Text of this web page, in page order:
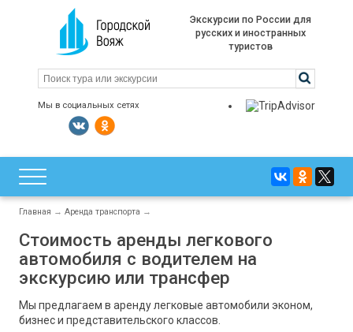
Экскурсии по России для
русских и иностранных
туристов
Мы в социальных сетях
Главная → Аренда транспорта →
Стоимость аренды легкового
автомобиля с водителем на
экскурсию или трансфер
Мы предлагаем в аренду легковые автомобили эконом,
бизнес и представительского классов.